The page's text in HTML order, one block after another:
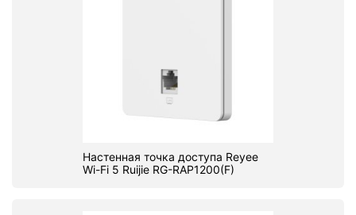
Настенная точка доступа Reyee
Wi-Fi 5 Ruijie RG-RAP1200(F)